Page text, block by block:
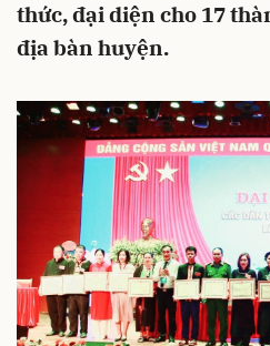
thức, đại diện cho 17
địa bàn huyện.